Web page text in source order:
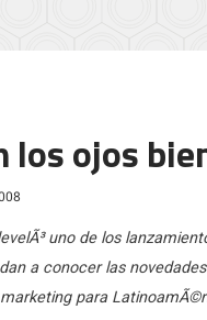
los ojos
uno de los
a conocer las
para